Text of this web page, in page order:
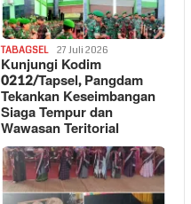
TABAGSEL 27 Juli 2026
Kunjungi Kodim
0212/Tapsel, Pangdam
Tekankan Keseimbangan
Siaga Tempur dan
Wawasan Teritorial